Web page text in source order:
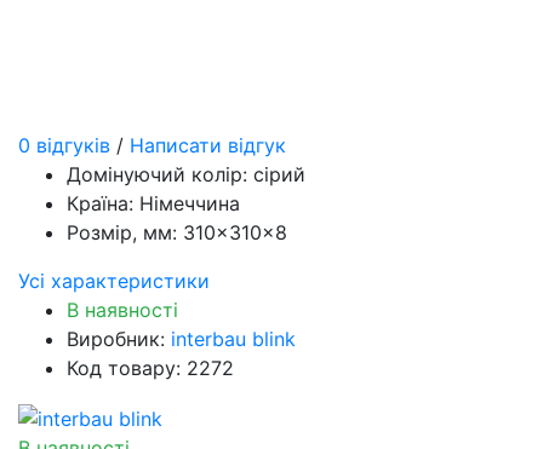
0 відгуків / Написати відгук
Домінуючий колір: сірий
Країна: Німеччина
Розмір, мм: 310×310×8
Усі характеристики
В наявності
Виробник: interbau blink
Код товару: 2272